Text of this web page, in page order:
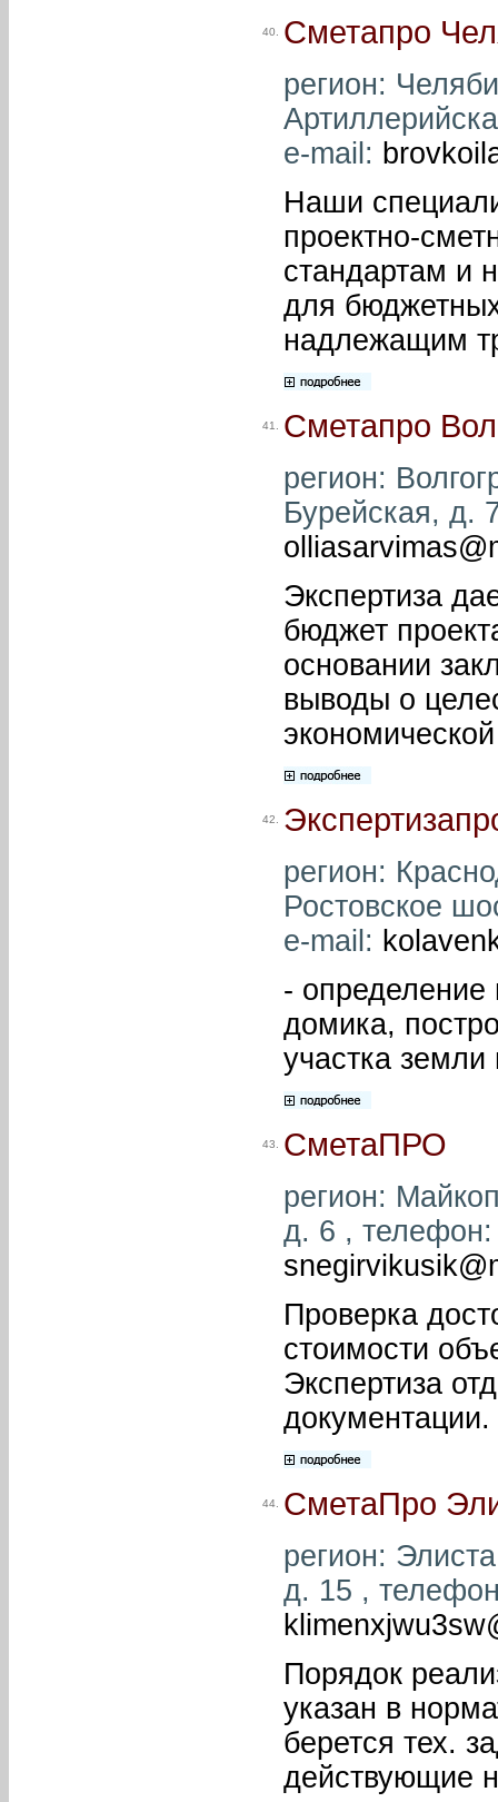
40. Сметапро
регион:
e-mail:
Наши
проектно-
стандартам и
для
надлежащим
41. Сметапро
регион:
Бурейская, д.
Экспертиза
бюджет
основании
выводы о
42.
регион:
Ростовское
e-mail:
- определение
домика,
участка земли
43. СметаПРО
регион:
д. 6 ,
Проверка
стоимости
Экспертиза
документации.
44. СметаПро
регион:
д. 15 ,
Порядок
указан в
берется тех.
действующие